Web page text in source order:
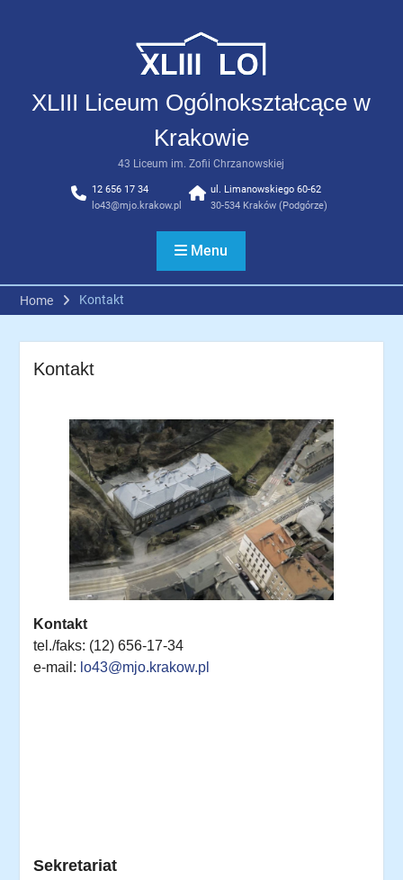
XLIII Liceum Ogólnokształcące w
Krakowie
43 Liceum im. Zofii Chrzanowskiej
12 656 17 34
lo43@mjo.krakow.pl
ul. Limanowskiego 60-62
30-534 Kraków (Podgórze)
Menu
Home Kontakt
Kontakt
Kontakt
tel./faks: (12) 656-17-34
e-mail: lo43@mjo.krakow.pl
Sekretariat